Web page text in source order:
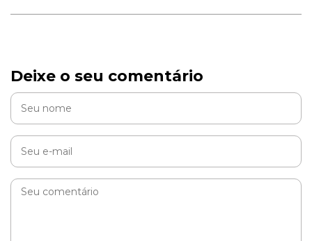
Deixe o seu comentário